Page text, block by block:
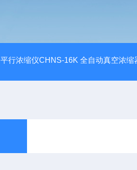
平行浓缩仪CHNS-16K 全自动真空浓缩